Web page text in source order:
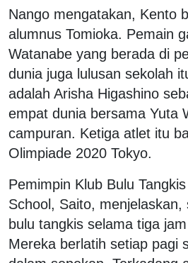
Nango mengatakan, Kento
alumnus Tomioka. Pemain
Watanabe yang berada di
dunia juga lulusan sekolah
adalah Arisha Higashino
empat dunia bersama Yuta
campuran. Ketiga atlet itu
Olimpiade 2020 Tokyo.
Pemimpin Klub Bulu
School, Saito, menjelaskan,
bulu tangkis selama tiga
Mereka berlatih setiap pagi